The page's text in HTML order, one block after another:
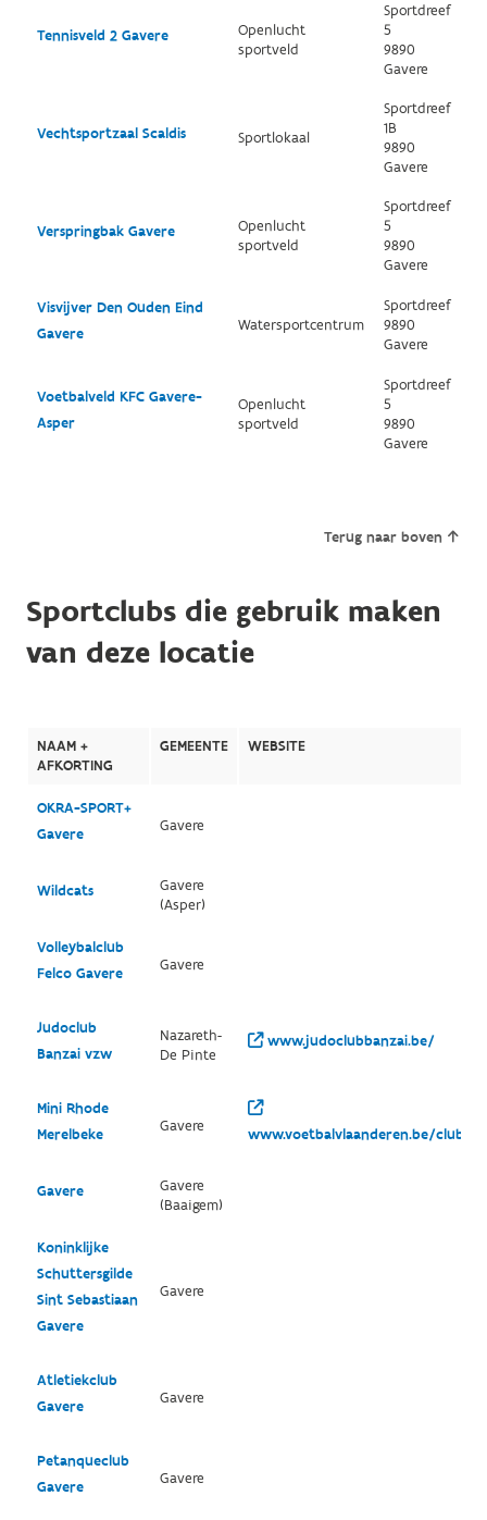
Tennisveld 2 Gavere
Openlucht
sportveld
Sportdreef
5
9890
Gavere
Vechtsportzaal Scaldis Sportlokaal
Sportdreef
1B
9890
Gavere
Verspringbak Gavere
Openlucht
sportveld
Sportdreef
5
9890
Gavere
Visvijver Den Ouden Eind
Gavere
Watersportcentrum
Sportdreef
9890
Gavere
Voetbalveld KFC Gavere-
Asper
Openlucht
sportveld
Sportdreef
5
9890
Gavere
Terug naar boven
Sportclubs die gebruik maken
van deze locatie
NAAM +
AFKORTING
GEMEENTE WEBSITE
OKRA-SPORT+
Gavere
Gavere
Wildcats
Gavere
(Asper)
Volleybalclub
Felco Gavere
Gavere
Judoclub
Banzai vzw
Nazareth-
De Pinte
www.judoclubbanzai.be/
Mini Rhode
Merelbeke
Gavere www.voetbalvlaanderen.be/club/
Gavere
Gavere
(Baaigem)
Koninklijke
Schuttersgilde
Sint Sebastiaan
Gavere
Gavere
Atletiekclub
Gavere
Gavere
Petanqueclub
Gavere
Gavere